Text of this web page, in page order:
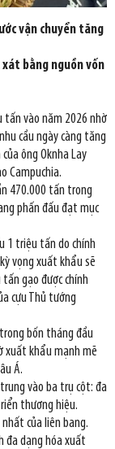
vận chuyển tăng
xát bằng nguồn vốn
tấn vào năm 2026 nhờ
cầu ngày càng tăng
ông Oknha Lay
Campuchia.
470.000 tấn trong
phấn đấu đạt mục
1 triệu tấn do chính
vọng xuất khẩu sẽ
gạo được chính
cựu Thủ tướng
bốn tháng đầu
xuất khẩu mạnh mẽ
Á.
vào ba trụ cột: đa
thương hiệu.
của liên bang.
đa dạng hóa xuất